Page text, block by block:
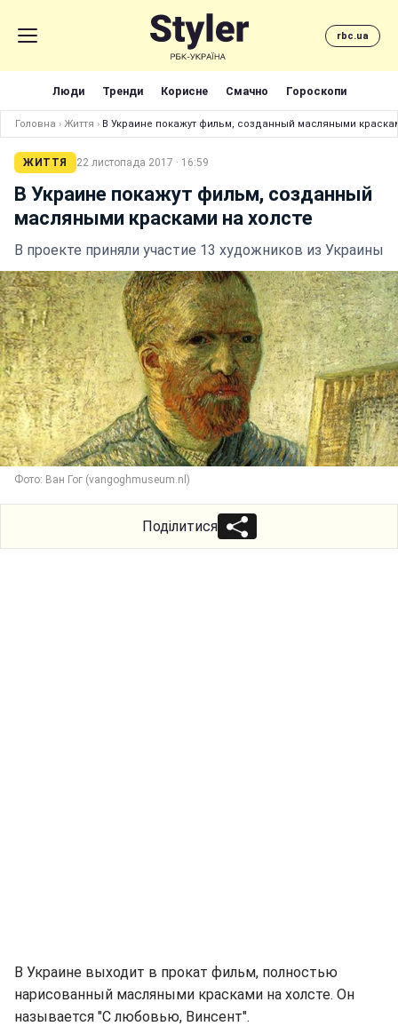
rbc.ua
Люди Тренди Корисне Смачно Гороскопи
Головна › Життя › В Украине покажут фильм, созданный масляными
ЖИТТЯ 22 листопада 2017 · 16:59
В Украине покажут фильм, созданный
масляными красками на холсте
В проекте приняли участие 13 художников из Украины
Фото: Ван Гог (vangoghmuseum.nl)
Поділитися
В Украине выходит в прокат фильм, полностью
нарисованный масляными красками на холсте. Он
называется "С любовью, Винсент".